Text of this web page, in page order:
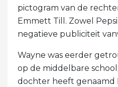
pictogram van de
Emmett Till. Zowel
negatieve publiciteit
Wayne was eerder
op de middelbare
dochter heeft genaamd